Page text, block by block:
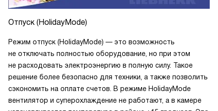
Отпуск (HolidayMode)
Режим отпуск (HolidayMode) — это возможность
не отключать полностью оборудование, но при этом
не расходовать электроэнергию в полную силу. Такое
решение более безопасно для техники, а также позволить
сэкономить на оплате счетов. В режиме HolidayMode
вентилятор и суперохлаждение не работают, а в камере